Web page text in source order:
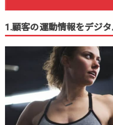
リケ
ーシ
ョン
ッ
ト
ネ
1.顧客の運動情報をデジ